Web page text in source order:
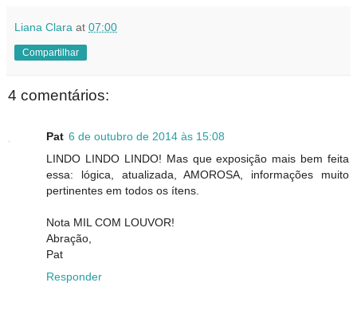
Liana Clara at 07:00
Compartilhar
4 comentários:
Pat 6 de outubro de 2014 às 15:08
LINDO LINDO LINDO! Mas que exposição mais bem feita
essa: lógica, atualizada, AMOROSA, informações muito
pertinentes em todos os ítens.
Nota MIL COM LOUVOR!
Abração,
Pat
Responder